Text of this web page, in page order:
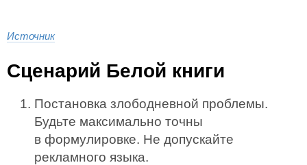
Источник
Сценарий Белой книги
Постановка злободневной проблемы.
Будьте максимально точны
в формулировке. Не допускайте
рекламного языка.